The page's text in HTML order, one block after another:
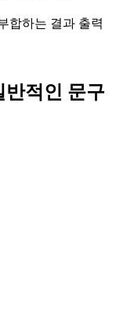
합하는 결과 출력
반적인 문구